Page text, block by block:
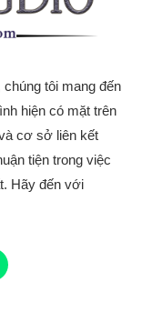
tôi mang đến
hiện có mặt trên
cơ sở liên kết
tiện trong việc
Hãy đến với